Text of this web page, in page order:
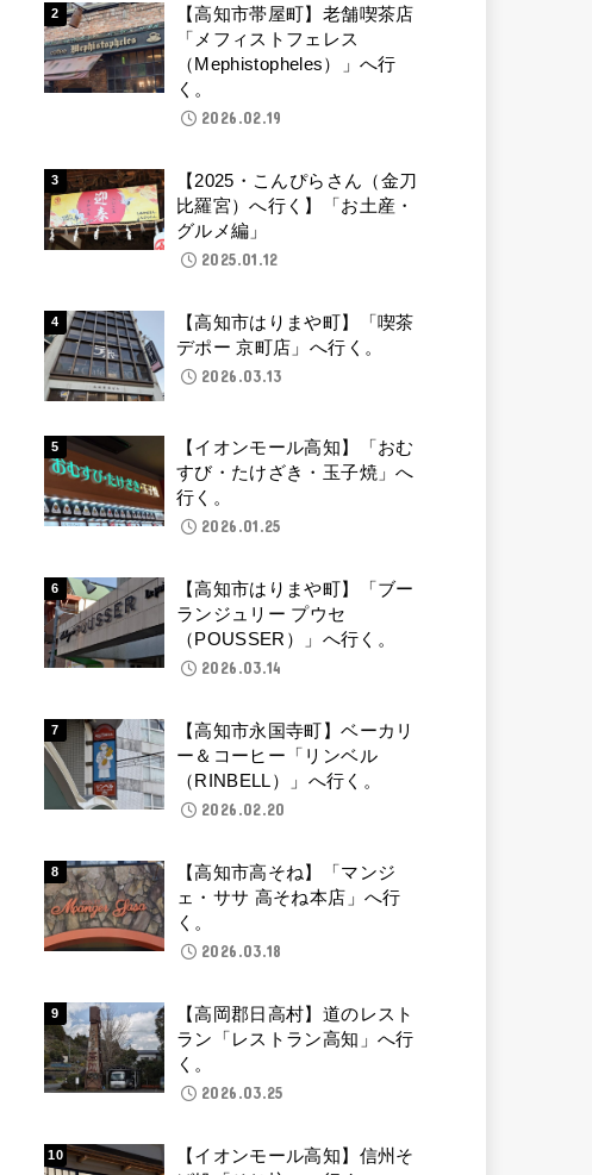
【高知市帯屋町】老舗喫茶店
「メフィストフェレス
（Mephistopheles）」へ行
く。
2026.02.19
【2025・こんぴらさん（金刀
比羅宮）へ行く】「お土産・
グルメ編」
2025.01.12
【高知市はりまや町】「喫茶
デポー 京町店」へ行く。
2026.03.13
【イオンモール高知】「おむ
すび・たけざき・玉子焼」へ
行く。
2026.01.25
【高知市はりまや町】「ブー
ランジュリー プウセ
（POUSSER）」へ行く。
2026.03.14
【高知市永国寺町】ベーカリ
ー＆コーヒー「リンベル
（RINBELL）」へ行く。
2026.02.20
【高知市高そね】「マンジ
ェ・ササ 高そね本店」へ行
く。
2026.03.18
【高岡郡日高村】道のレスト
ラン「レストラン高知」へ行
く。
2026.03.25
【イオンモール高知】信州そ